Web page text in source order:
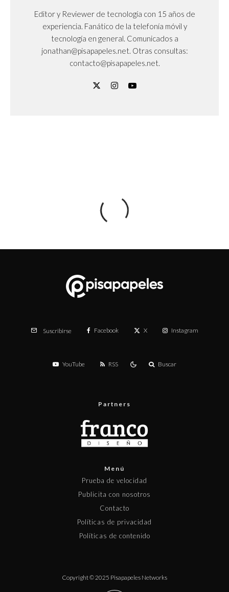
Editor y Reviewer de tecnología con 15 años de
experiencia. Fanático de la telefonía móvil y
tecnología en general. Comunicados a
jonathan@pisapapeles.net. Otras consultas:
contacto@pisapapeles.net.
Suscribirse Facebook X Instagram
YouTube RSS Buscar
Partners
Menú
Prueba de velocidad
Publicita con nosotros
Contacto
Políticas de privacidad
Políticas de contenido
Copyright © 2025 Pisapapeles Networks